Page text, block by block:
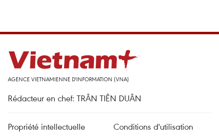
AGENCE VIETNAMIENNE D'INFORMATION (VNA)
Rédacteur en chef: TRÂN TIÊN DUÂN
Propriété intellectuelle
Conditions d'utilisation